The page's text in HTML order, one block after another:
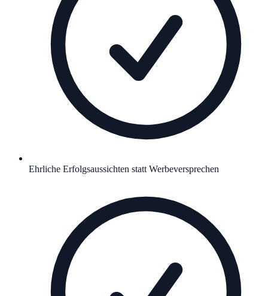
Ehrliche Erfolgsaussichten statt Werbeversprechen